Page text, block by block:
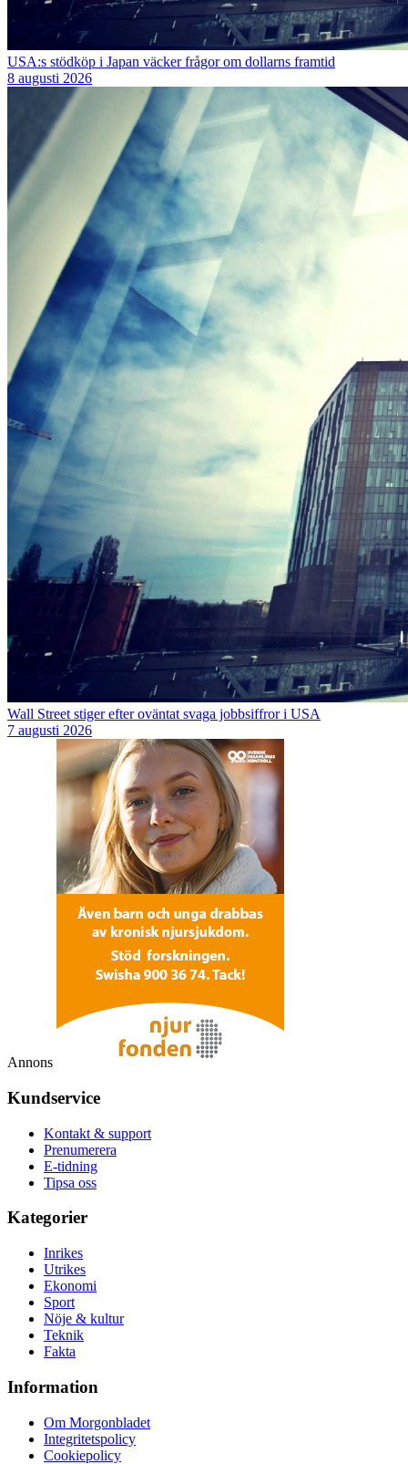
USA:s stödköp i Japan väcker frågor om dollarns framtid
8 augusti 2026
Wall Street stiger efter oväntat svaga jobbsiffror i USA
7 augusti 2026
Annons
Kundservice
Kontakt & support
Prenumerera
E-tidning
Tipsa oss
Kategorier
Inrikes
Utrikes
Ekonomi
Sport
Nöje & kultur
Teknik
Fakta
Information
Om Morgonbladet
Integritetspolicy
Cookiepolicy